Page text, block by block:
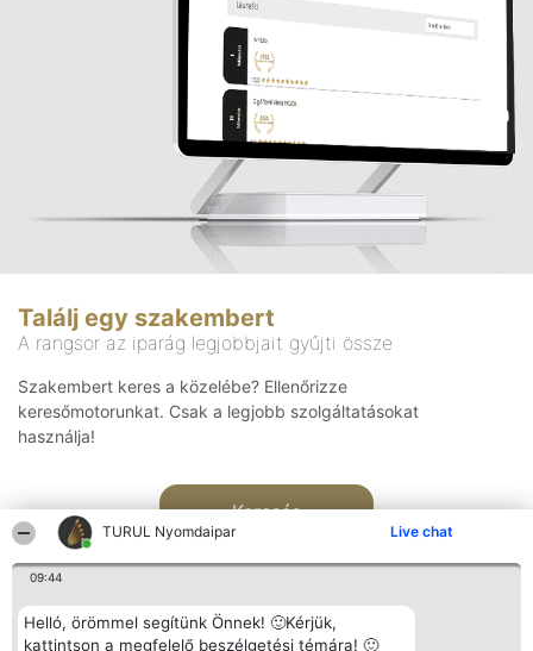
TURUL Nyomdaipar Live chat
09:44
Helló, örömmel segítünk Önnek! 🙂Kérjük,
kattintson a megfelelő beszélgetési témára! 🙂
Találj egy szakembert
A rangsor az iparág legjobbjait gyűjti össze
Szakembert keres a közelébe? Ellenőrizze
keresőmotorunkat. Csak a legjobb szolgáltatásokat
használja!
Keresés